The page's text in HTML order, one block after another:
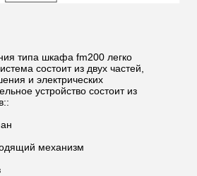
типа шкафа fm200 легко
состоит из двух частей,
и электрических
устройство состоит из
механизм